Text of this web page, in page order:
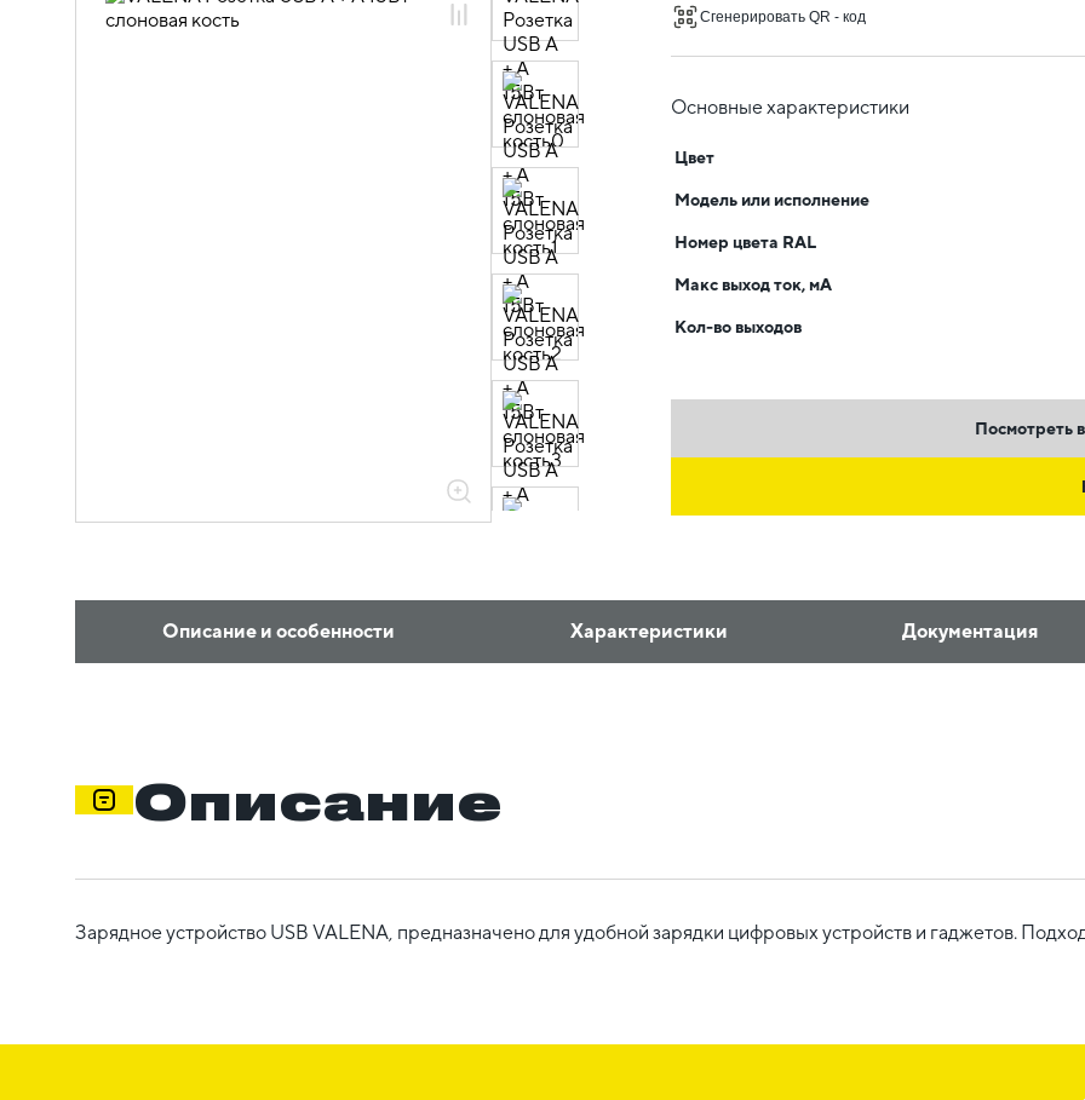
06.01.14.02 ЭУИ VALENA: цвет
Сгенерировать QR - код
Основные характеристики
Цвет
Модель или исполнение
Номер цвета RAL
Макс выход ток, мА
Кол-во выходов
Посмотреть
Описание и особенности Характеристики Документация
Описание
Зарядное устройство USB VALENA, предназначено для удобной зарядки цифровых устройств и гаджетов.